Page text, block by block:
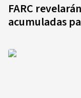
FARC
acumuladas